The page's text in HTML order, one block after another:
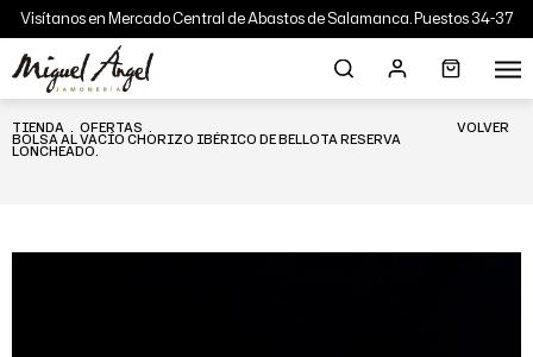
Visítanos en Mercado Central de Abastos de Salamanca. Puestos 34-37
TIENDA . OFERTAS .
BOLSA AL VACÍO CHORIZO IBÉRICO DE BELLOTA RESERVA
LONCHEADO.
VOLVER